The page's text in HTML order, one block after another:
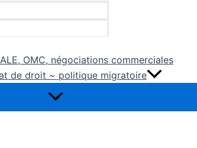
OMC, négociations commerciales
de droit ~ politique migratoire